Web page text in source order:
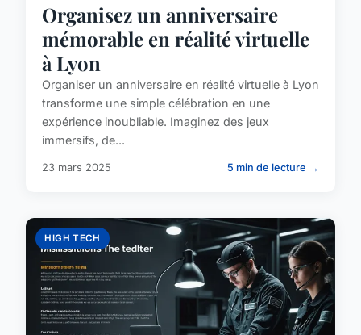
Organisez un anniversaire
mémorable en réalité virtuelle
à Lyon
Organiser un anniversaire en réalité virtuelle à Lyon
transforme une simple célébration en une
expérience inoubliable. Imaginez des jeux
immersifs, de...
23 mars 2025 5 min de lecture →
HIGH TECH